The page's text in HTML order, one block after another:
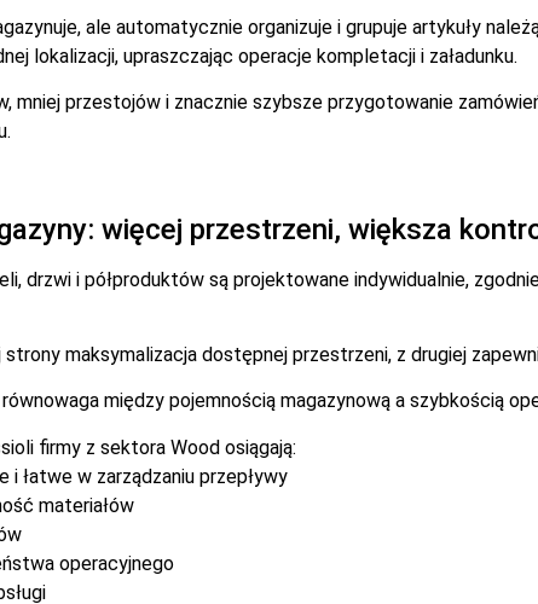
ale automatycznie organizuje i grupuje artykuły
lokalizacji, upraszczając operacje kompletacji i załadunku.
mniej przestojów i znacznie szybsze przygotowanie
więcej przestrzeni, większa
drzwi i półproduktów są projektowane indywidualnie,
maksymalizacja dostępnej przestrzeni, z drugiej
między pojemnością magazynową a szybkością
firmy z sektora Wood osiągają:
i łatwe w zarządzaniu przepływy
materiałów
operacyjnego